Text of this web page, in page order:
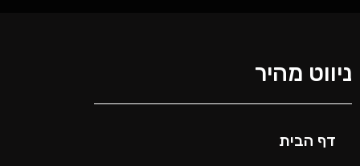
ניווט מהיר
דף הבית